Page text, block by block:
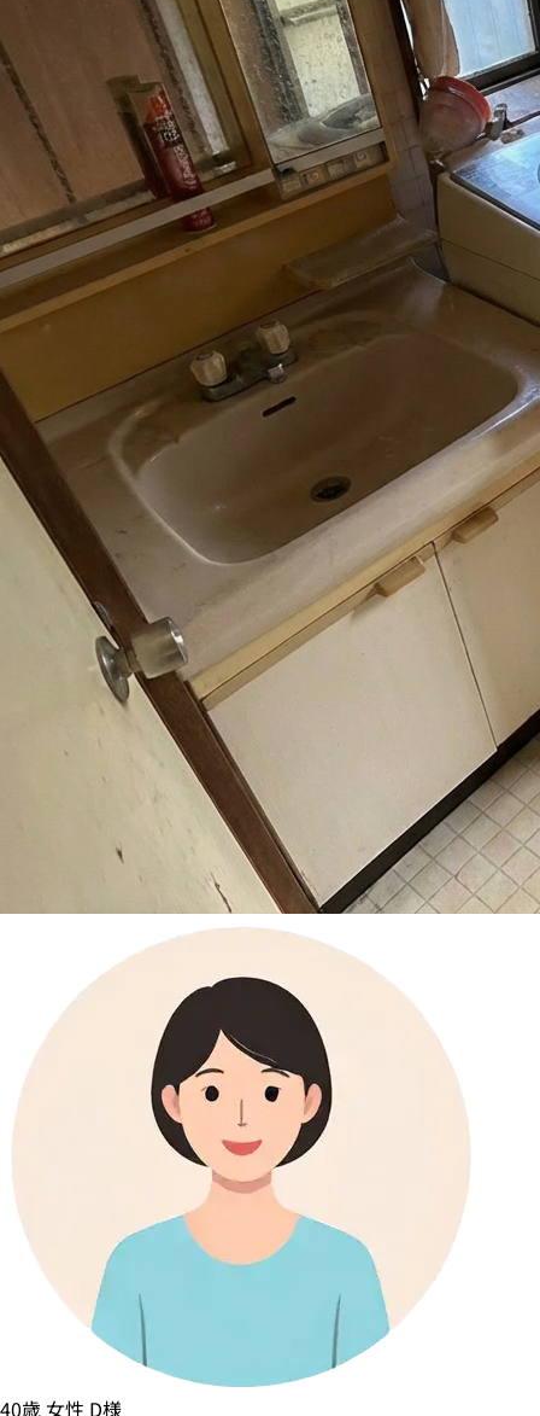
40歳女性 D様